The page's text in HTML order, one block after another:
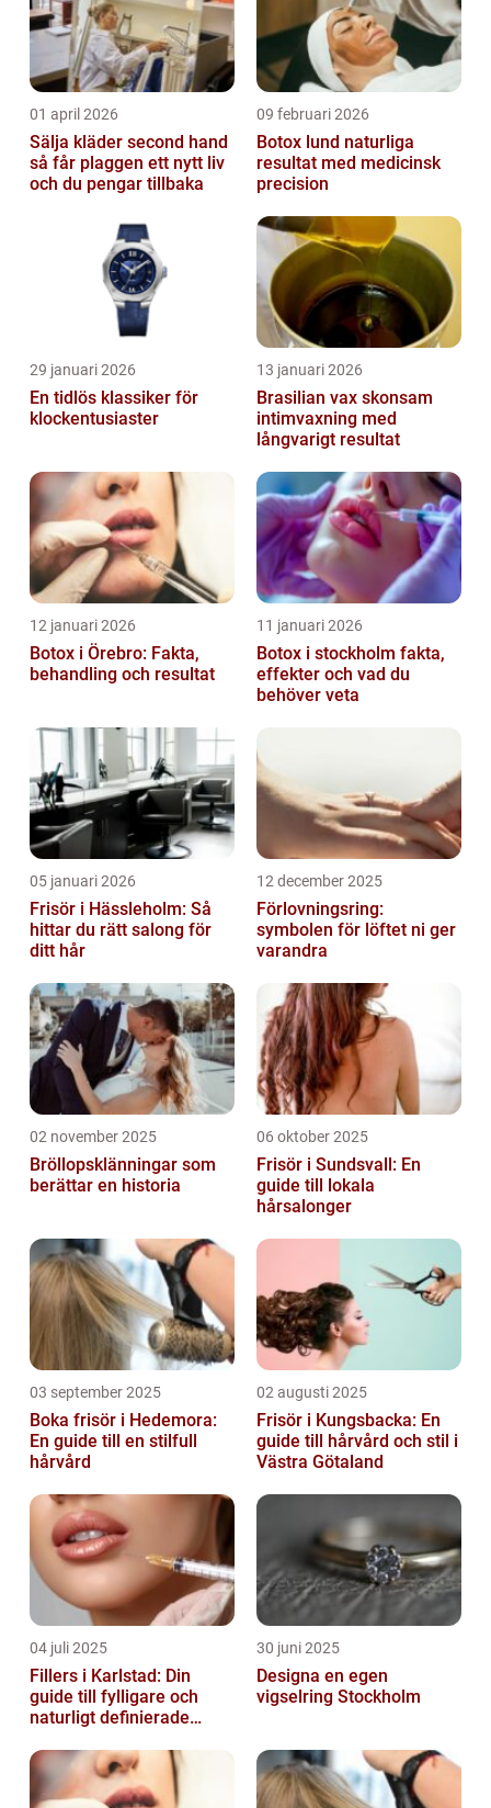
01 april 2026
Sälja kläder second hand
så får plaggen ett nytt liv
och du pengar tillbaka
09 februari 2026
Botox lund naturliga
resultat med medicinsk
precision
29 januari 2026
En tidlös klassiker för
klockentusiaster
13 januari 2026
Brasilian vax skonsam
intimvaxning med
långvarigt resultat
12 januari 2026
Botox i Örebro: Fakta,
behandling och resultat
11 januari 2026
Botox i stockholm fakta,
effekter och vad du
behöver veta
05 januari 2026
Frisör i Hässleholm: Så
hittar du rätt salong för
ditt hår
12 december 2025
Förlovningsring:
symbolen för löftet ni ger
varandra
02 november 2025
Bröllopsklänningar som
berättar en historia
06 oktober 2025
Frisör i Sundsvall: En
guide till lokala
hårsalonger
03 september 2025
Boka frisör i Hedemora:
En guide till en stilfull
hårvård
02 augusti 2025
Frisör i Kungsbacka: En
guide till hårvård och stil i
Västra Götaland
04 juli 2025
Fillers i Karlstad: Din
guide till fylligare och
naturligt definierade
30 juni 2025
Designa en egen
vigselring Stockholm